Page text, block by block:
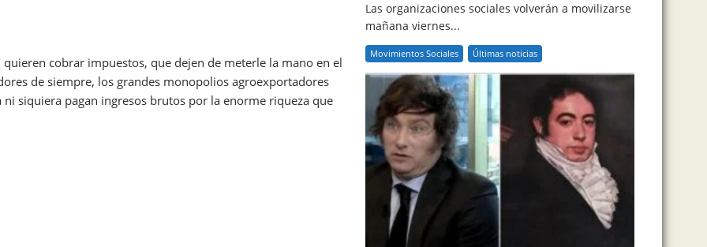
cobrar impuestos, que dejen de meterle la mano en el
de siempre, los grandes monopolios agroexportadores
siquiera pagan ingresos brutos por la enorme riqueza que
Las organizaciones sociales volverán a movilizarse
mañana viernes...
Movimientos Sociales Últimas noticias